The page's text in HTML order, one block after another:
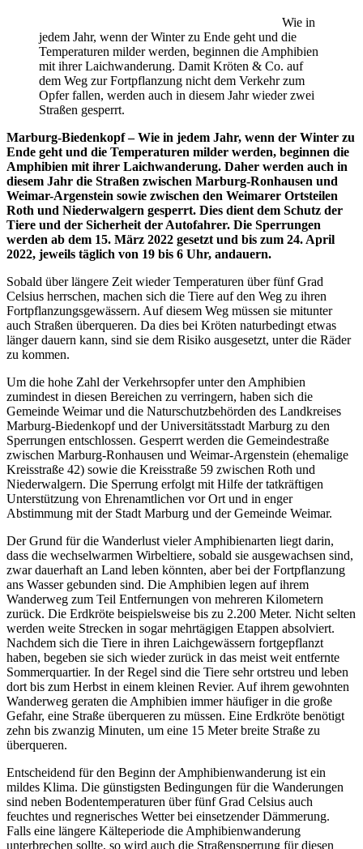
Wie in
jedem Jahr, wenn der Winter zu Ende geht und die
Temperaturen milder werden, beginnen die Amphibien
mit ihrer Laichwanderung. Damit Kröten & Co. auf
dem Weg zur Fortpflanzung nicht dem Verkehr zum
Opfer fallen, werden auch in diesem Jahr wieder zwei
Straßen gesperrt.
Marburg-Biedenkopf – Wie in jedem Jahr, wenn der Winter zu
Ende geht und die Temperaturen milder werden, beginnen die
Amphibien mit ihrer Laichwanderung. Daher werden auch in
diesem Jahr die Straßen zwischen Marburg-Ronhausen und
Weimar-Argenstein sowie zwischen den Weimarer Ortsteilen
Roth und Niederwalgern gesperrt. Dies dient dem Schutz der
Tiere und der Sicherheit der Autofahrer. Die Sperrungen
werden ab dem 15. März 2022 gesetzt und bis zum 24. April
2022, jeweils täglich von 19 bis 6 Uhr, andauern.
Sobald über längere Zeit wieder Temperaturen über fünf Grad
Celsius herrschen, machen sich die Tiere auf den Weg zu ihren
Fortpflanzungsgewässern. Auf diesem Weg müssen sie mitunter
auch Straßen überqueren. Da dies bei Kröten naturbedingt etwas
länger dauern kann, sind sie dem Risiko ausgesetzt, unter die Räder
zu kommen.
Um die hohe Zahl der Verkehrsopfer unter den Amphibien
zumindest in diesen Bereichen zu verringern, haben sich die
Gemeinde Weimar und die Naturschutzbehörden des Landkreises
Marburg-Biedenkopf und der Universitätsstadt Marburg zu den
Sperrungen entschlossen. Gesperrt werden die Gemeindestraße
zwischen Marburg-Ronhausen und Weimar-Argenstein (ehemalige
Kreisstraße 42) sowie die Kreisstraße 59 zwischen Roth und
Niederwalgern. Die Sperrung erfolgt mit Hilfe der tatkräftigen
Unterstützung von Ehrenamtlichen vor Ort und in enger
Abstimmung mit der Stadt Marburg und der Gemeinde Weimar.
Der Grund für die Wanderlust vieler Amphibienarten liegt darin,
dass die wechselwarmen Wirbeltiere, sobald sie ausgewachsen sind,
zwar dauerhaft an Land leben könnten, aber bei der Fortpflanzung
ans Wasser gebunden sind. Die Amphibien legen auf ihrem
Wanderweg zum Teil Entfernungen von mehreren Kilometern
zurück. Die Erdkröte beispielsweise bis zu 2.200 Meter. Nicht selten
werden weite Strecken in sogar mehrtägigen Etappen absolviert.
Nachdem sich die Tiere in ihren Laichgewässern fortgepflanzt
haben, begeben sie sich wieder zurück in das meist weit entfernte
Sommerquartier. In der Regel sind die Tiere sehr ortstreu und leben
dort bis zum Herbst in einem kleinen Revier. Auf ihrem gewohnten
Wanderweg geraten die Amphibien immer häufiger in die große
Gefahr, eine Straße überqueren zu müssen. Eine Erdkröte benötigt
zehn bis zwanzig Minuten, um eine 15 Meter breite Straße zu
überqueren.
Entscheidend für den Beginn der Amphibienwanderung ist ein
mildes Klima. Die günstigsten Bedingungen für die Wanderungen
sind neben Bodentemperaturen über fünf Grad Celsius auch
feuchtes und regnerisches Wetter bei einsetzender Dämmerung.
Falls eine längere Kälteperiode die Amphibienwanderung
unterbrechen sollte, so wird auch die Straßensperrung für diesen